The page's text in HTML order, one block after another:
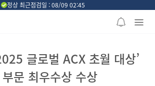
정상 최근점검일 : 08/09 02:45
글로벌 ACX 초월 대상’
문 최우수상 수상